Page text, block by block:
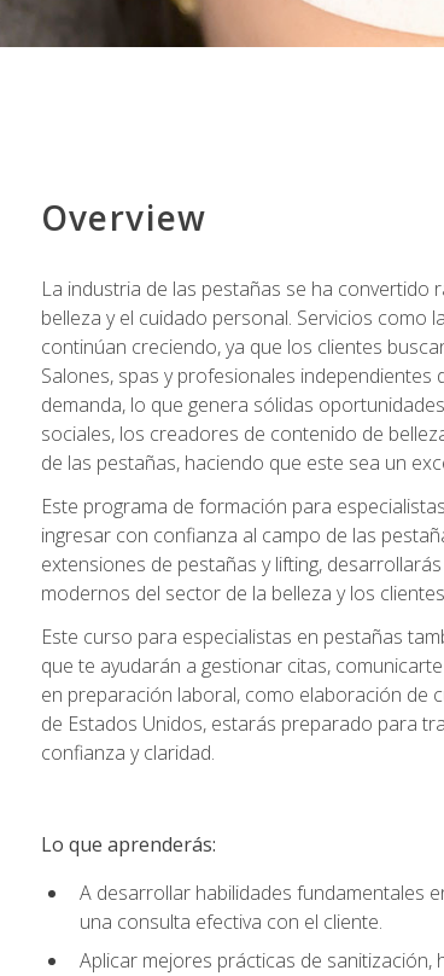
Overview
La industria de las pestañas se ha convertido
belleza y el cuidado personal. Servicios como
continúan creciendo, ya que los clientes
Salones, spas y profesionales
demanda, lo que genera sólidas
sociales, los creadores de contenido de
de las pestañas, haciendo que este sea un
Este programa de formación para
ingresar con confianza al campo de las
extensiones de pestañas y lifting,
modernos del sector de la belleza y los
Este curso para especialistas en pestañas
que te ayudarán a gestionar citas,
en preparación laboral, como elaboración de
de Estados Unidos, estarás preparado para
confianza y claridad.
Lo que aprenderás:
A desarrollar habilidades fundamentales
una consulta efectiva con el cliente.
Aplicar mejores prácticas de